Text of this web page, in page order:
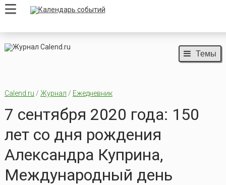
Темы
Calend.ru / Журнал / Ежедневник
7 сентября 2020 года: 150
лет со дня рождения
Александра Куприна,
Международный день